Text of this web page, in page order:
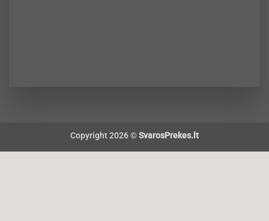
Copyright 2026 ©SvarosPrekes.lt